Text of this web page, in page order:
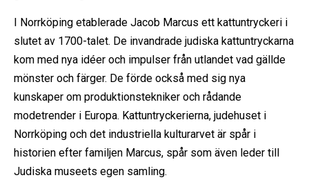
I Norrköping etablerade Jacob Marcus ett kattuntryckeri i
slutet av 1700-talet. De invandrade judiska kattuntryckarna
kom med nya idéer och impulser från utlandet vad gällde
mönster och färger. De förde också med sig nya
kunskaper om produktionstekniker och rådande
modetrender i Europa. Kattuntryckerierna, judehuset i
Norrköping och det industriella kulturarvet är spår i
historien efter familjen Marcus, spår som även leder till
Judiska museets egen samling.